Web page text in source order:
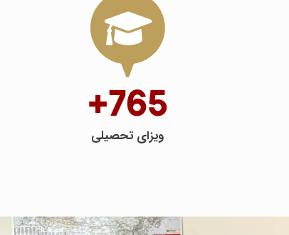
765+
ویزای تحصیلی